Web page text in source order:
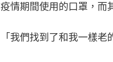
疫情期間使用的口罩，而
「我們找到了和我一樣